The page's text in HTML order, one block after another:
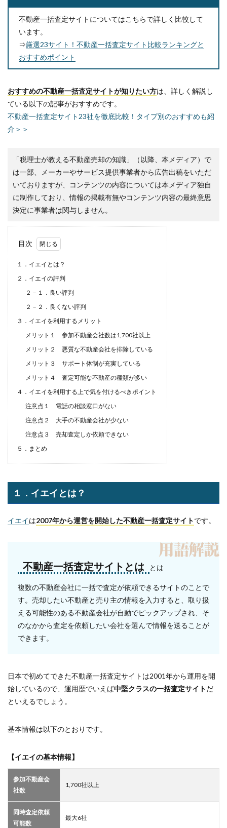
不動産一括査定サイトについてはこちらで詳しく比較して
います。
⇒厳選23サイト！不動産一括査定サイト比較ランキングと
おすすめポイント
おすすめの不動産一括査定サイトが知りたい方は、詳しく解説し
ている以下の記事がおすすめです。
不動産一括査定サイト23社を徹底比較！タイプ別のおすすめも紹
介＞＞
「税理士が教える不動産売却の知識」（以降、本メディア）で
は一部、メーカーやサービス提供事業者から広告出稿をいただ
いておりますが、コンテンツの内容については本メディア独自
に制作しており、情報の掲載有無やコンテンツ内容の最終意思
決定に事業者は関与しません。
目次
１．イエイとは？
２．イエイの評判
２－１．良い評判
２－２．良くない評判
３．イエイを利用するメリット
メリット１ 参加不動産会社数は1,700社以上
メリット２ 悪質な不動産会社を排除している
メリット３ サポート体制が充実している
メリット４ 査定可能な不動産の種類が多い
４．イエイを利用する上で気を付けるべきポイント
注意点１ 電話の相談窓口がない
注意点２ 大手の不動産会社が少ない
注意点３ 売却査定しか依頼できない
５．まとめ
１．イエイとは？
イエイは2007年から運営を開始した不動産一括査定サイトです。
不動産一括査定サイトとは とは
複数の不動産会社に一括で査定が依頼できるサイトのことで
す。売却したい不動産と売り主の情報を入力すると、取り扱
える可能性のある不動産会社が自動でピックアップされ、そ
のなかから査定を依頼したい会社を選んで情報を送ることが
できます。
日本で初めてできた不動産一括査定サイトは2001年から運用を開
始しているので、運用歴でいえば中堅クラスの一括査定サイトだ
といえるでしょう。
基本情報は以下のとおりです。
【イエイの基本情報】
参加不動産会
社数
1,700社以上
同時査定依頼
可能数
最大6社